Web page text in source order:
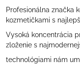
Profesionálna značka
kozmetičkami s
Vysoká koncentrácia
zloženie s
technológiami nám